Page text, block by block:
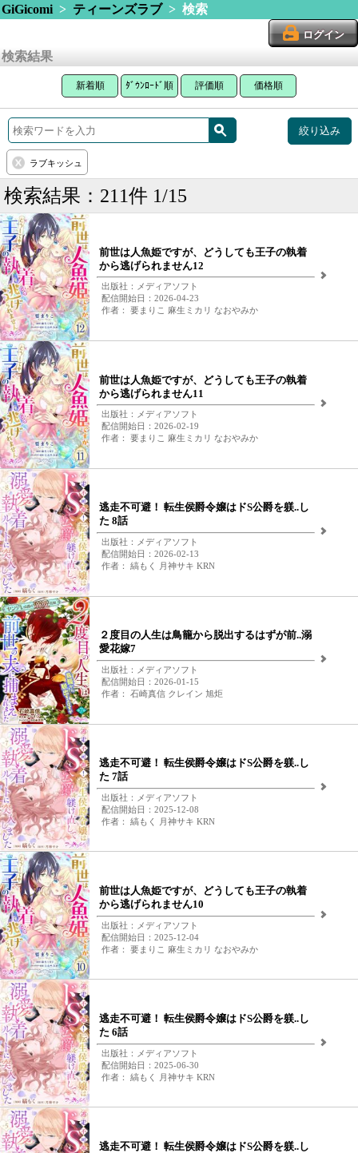
GiGicomi> ティーンズラブ> 検索
ログイン
検索結果
新着順 ﾀﾞｳﾝﾛｰﾄﾞ順 評価順 価格順
絞り込み
ラブキッシュ
検索結果：211件 1/15
前世は人魚姫ですが、どうしても王子の執着
から逃げられません12
出版社：メディアソフト
配信開始日：2026-04-23
作者： 要まりこ 麻生ミカリ なおやみか
前世は人魚姫ですが、どうしても王子の執着
から逃げられません11
出版社：メディアソフト
配信開始日：2026-02-19
作者： 要まりこ 麻生ミカリ なおやみか
逃走不可避！ 転生侯爵令嬢はドS公爵を躾..し
た 8話
出版社：メディアソフト
配信開始日：2026-02-13
作者： 縞もく 月神サキ KRN
２度目の人生は鳥籠から脱出するはずが前..溺
愛花嫁7
出版社：メディアソフト
配信開始日：2026-01-15
作者： 石崎真信 クレイン 旭炬
逃走不可避！ 転生侯爵令嬢はドS公爵を躾..し
た 7話
出版社：メディアソフト
配信開始日：2025-12-08
作者： 縞もく 月神サキ KRN
前世は人魚姫ですが、どうしても王子の執着
から逃げられません10
出版社：メディアソフト
配信開始日：2025-12-04
作者： 要まりこ 麻生ミカリ なおやみか
逃走不可避！ 転生侯爵令嬢はドS公爵を躾..し
た 6話
出版社：メディアソフト
配信開始日：2025-06-30
作者： 縞もく 月神サキ KRN
逃走不可避！ 転生侯爵令嬢はドS公爵を躾..し